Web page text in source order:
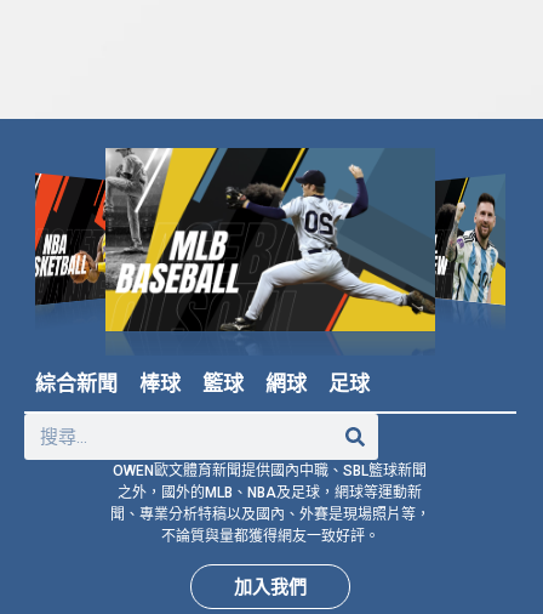
綜合新聞 棒球 籃球 網球 足球
OWEN歐文體育新聞提供國內中職、SBL籃球新聞
之外，國外的MLB、NBA及足球，網球等運動新
聞、專業分析特稿以及國內、外賽是現場照片等，
不論質與量都獲得網友一致好評。
加入我們